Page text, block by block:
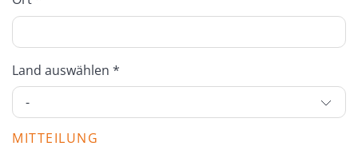
Land auswählen *
MITTEILUNG